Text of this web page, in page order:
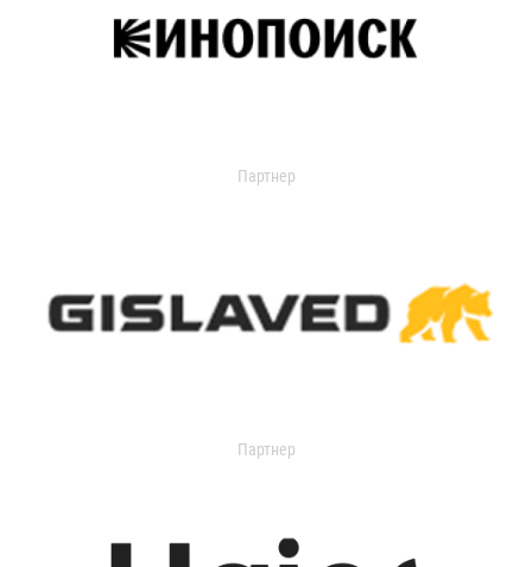
Партнер
Партнер